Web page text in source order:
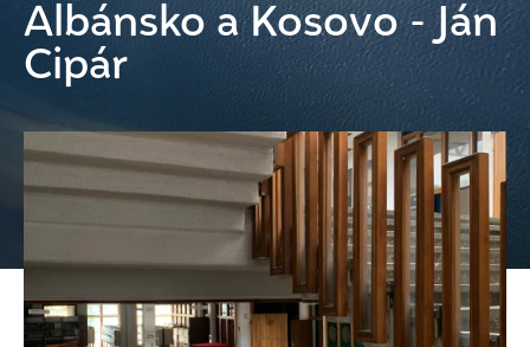
Albánsko a Kosovo - Ján
Cipár